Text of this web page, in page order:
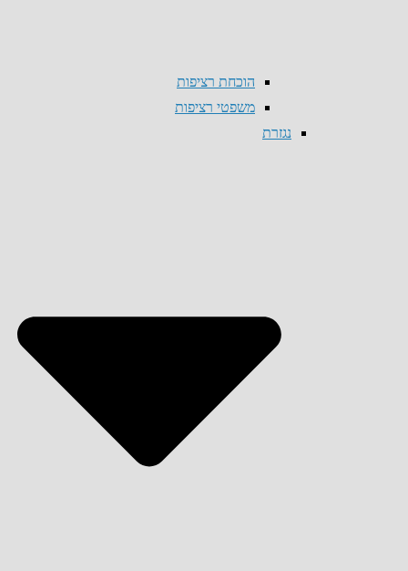
הוכחת רציפות
משפטי רציפות
נגזרת